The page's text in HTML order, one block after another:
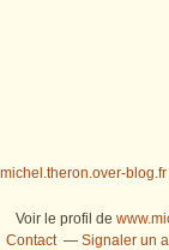
michel.theron.over-blog.fr
Voir le profil de
Contact
Signaler un